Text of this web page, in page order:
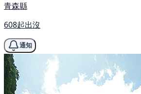
青森縣
608起出沒
通知